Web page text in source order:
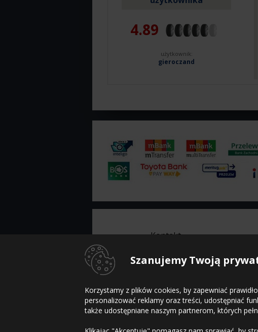
Szanujemy Twoją
Korzystamy z plików cookies, by zapewniać
personalizować reklamy oraz treści, udostępniać
także udostępniane naszym partnerom, których
4.89
użytkownik:
gieroczand
Kontakt
Infolinia
sklep@inopony.pl
801 002 990
52 561 99 90